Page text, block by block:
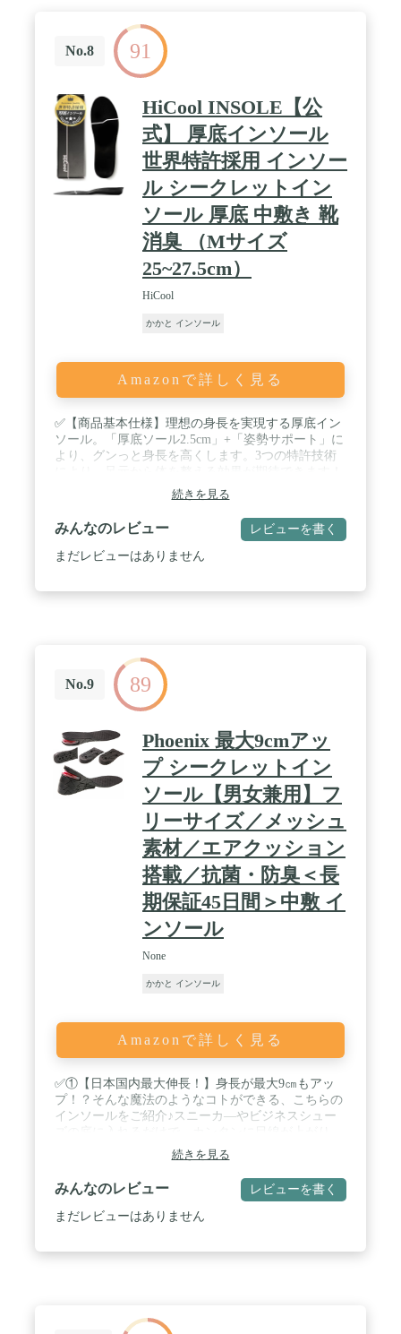
No.8 91
HiCool INSOLE【公
式】 厚底インソール
世界特許採用 インソー
ル シークレットイン
ソール 厚底 中敷き 靴
消臭 （Mサイズ
25~27.5cm）
HiCool
かかと インソール
Amazonで詳しく見る
✅【商品基本仕様】理想の身長を実現する厚底イン
ソール。「厚底ソール2.5cm」+「姿勢サポート」に
より、グンっと身長を高くします。3つの特許技術
/ ✅【+2.5cmの即効性】+2.5cm厚底ソールを、かか
と部分に設計。従来の シークレットインソール と
違い、かかと位置に違和感が出ないのが特徴です。
脚部分がダイレクトに高くなるため、スラッとした
脚長効果も！ / ✅【本来あるべき姿勢に】3つの特許
なヌバック（＝牛革）でコーティング、③抗菌技術
Micro-Freshにより最大99%の抗菌、臭いを防ぐ効果
が期待できます。 / ✅【商品仕様】◆Sサイズ：目安
23.0cm~24.5cm、Mサイズ：目安25.0cm~27.5cm（サ
イズに合わせてカット可） ◆素材：EVA、ヌバック
（牛革） ◆補足：世界特許含む3つの特許技術採用
続きを見る
みんなのレビュー レビューを書く
まだレビューはありません
No.9 89
Phoenix 最大9cmアッ
プ シークレットイン
ソール【男女兼用】フ
リーサイズ／メッシュ
素材／エアクッション
搭載／抗菌・防臭＜長
期保証45日間＞中敷 イ
ンソール
None
かかと インソール
Amazonで詳しく見る
✅①【日本国内最大伸長！】身長が最大9㎝もアッ
プ！？そんな魔法のようなコトができる、こちらの
インソールをご紹介♪スニーカ―やビジネスシュー
シュッとしたスタイルで自信を持って歩けます。し
かも、高さを4段階の調整ができる優れモノ！ま
た、｢9㎝はさすがに…｣という方でも、3㎝の高さか
ら2㎝刻みでクッションを入れ替えられるので、ち
ょっとだけ高くしたい場合でも気軽にお使い頂けま
ーズ、立ち仕事用の靴やジョギング用のランニング
続きを見る
みんなのレビュー レビューを書く
まだレビューはありません